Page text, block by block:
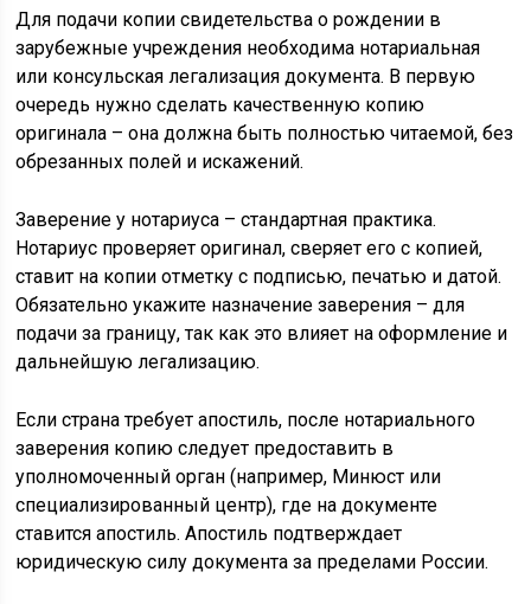
Для подачи копии свидетельства о рождении в
зарубежные учреждения необходима нотариальная
или консульская легализация документа. В первую
очередь нужно сделать качественную копию
оригинала – она должна быть полностью читаемой, без
обрезанных полей и искажений.
Заверение у нотариуса – стандартная практика.
Нотариус проверяет оригинал, сверяет его с копией,
ставит на копии отметку с подписью, печатью и датой.
Обязательно укажите назначение заверения – для
подачи за границу, так как это влияет на оформление и
дальнейшую легализацию.
Если страна требует апостиль, после нотариального
заверения копию следует предоставить в
уполномоченный орган (например, Минюст или
специализированный центр), где на документе
ставится апостиль. Апостиль подтверждает
юридическую силу документа за пределами России.